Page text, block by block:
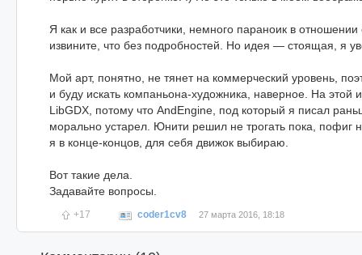
Я как и все разработчики, немного параноик в
извините, что без подробностей. Но идея — стоящая, я
Мой арт, понятно, не тянет на коммерческий уровень,
и буду искать компаньона-художника, наверное. На этой
LibGDX, потому что AndEngine, под который я писал
морально устарел. Юнити решил не трогать пока, пофиг
я в конце-концов, для себя движок выбираю.
Вот такие дела.
Задавайте вопросы.
+17 coder1cv8 27 марта 2016, 18:18